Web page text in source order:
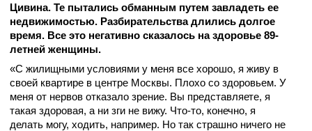
Цивина. Те пытались обманным путем завладеть ее
недвижимостью. Разбирательства длились долгое
время. Все это негативно сказалось на здоровье 89-
летней женщины.
«С жилищными условиями у меня все хорошо, я живу в
своей квартире в центре Москвы. Плохо со здоровьем. У
меня от нервов отказало зрение. Вы представляете, я
такая здоровая, а ни зги не вижу. Что-то, конечно, я
делать могу, ходить, например. Но так страшно ничего не